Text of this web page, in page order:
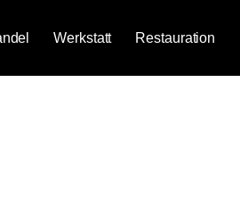
Werkstatt Restauration